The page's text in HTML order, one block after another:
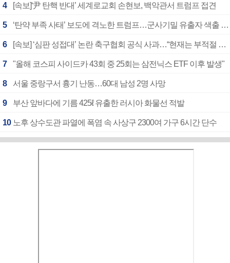
4 [속보]‘尹 탄핵 반대’ 세계로교회 손현보, 백악관서 트럼프 접견
5 ‘탄약 부족 사태’ 보도에 격노한 트럼프…군사기밀 유출자 색출 지시
6 [속보] ‘심판 성접대’ 논란 축구협회 공식 사과…“현재는 부적절 행위 없어”
7 "올해 코스피 사이드카 43회 중 25회는 삼전닉스 ETF 이후 발생"
8 서울 중랑구서 흉기 난동…60대 남성 2명 사망
9 부산 앞바다에 기름 425ℓ 유출한 러시아 화물선 적발
10 노후 상수도관 파열에 폭염 속 사상구 2300여 가구 6시간 단수